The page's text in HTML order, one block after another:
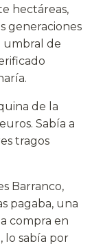
hectáreas,
generaciones
umbral de
de la
Sabía a
tragos
Barranco,
pagaba, una
compra en
lo sabía por